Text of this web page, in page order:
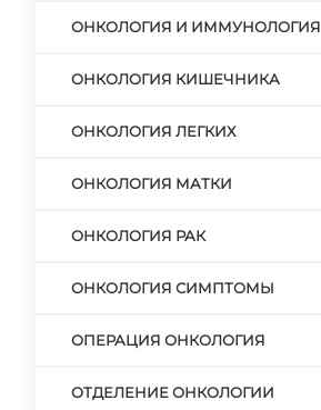
ОНКОЛОГИЯ И ИММУНОЛОГИЯ
ОНКОЛОГИЯ КИШЕЧНИКА
ОНКОЛОГИЯ ЛЕГКИХ
ОНКОЛОГИЯ МАТКИ
ОНКОЛОГИЯ РАК
ОНКОЛОГИЯ СИМПТОМЫ
ОПЕРАЦИЯ ОНКОЛОГИЯ
ОТДЕЛЕНИЕ ОНКОЛОГИИ